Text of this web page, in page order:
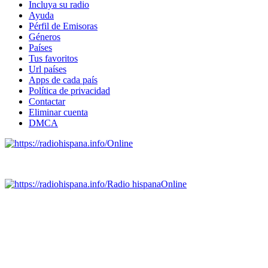
Incluya su radio
Ayuda
Pérfil de Emisoras
Géneros
Países
Tus favoritos
Url países
Apps de cada país
Política de privacidad
Contactar
Eliminar cuenta
DMCA
Online
Radio hispanaOnline